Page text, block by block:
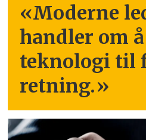
«Moderne
handler om
teknologi til
retning.»